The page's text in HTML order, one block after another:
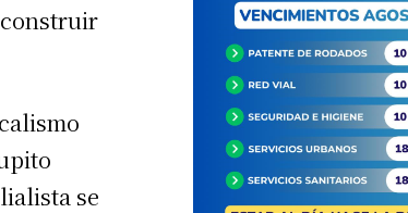
construir
se